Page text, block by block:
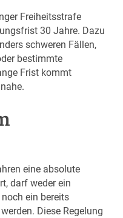
Freiheitsstrafe
30 Jahre. Dazu
schweren Fällen,
bestimmte
Frist kommt
eine absolute
darf weder ein
ein bereits
Diese Regelung